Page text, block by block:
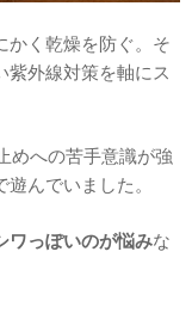
かく乾燥を防ぐ。そ
紫外線対策を軸にス
めへの苦手意識が強
んでいました。
ワっぽいのが悩みな